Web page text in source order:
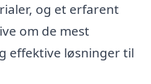
og et erfarent
om de mest
effektive løsninger til